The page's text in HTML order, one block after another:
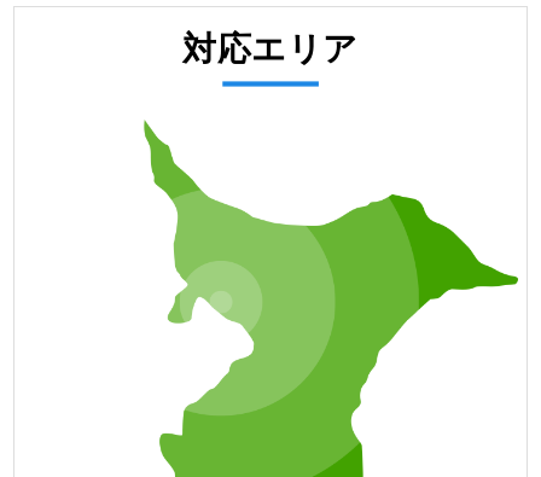
対応エリア